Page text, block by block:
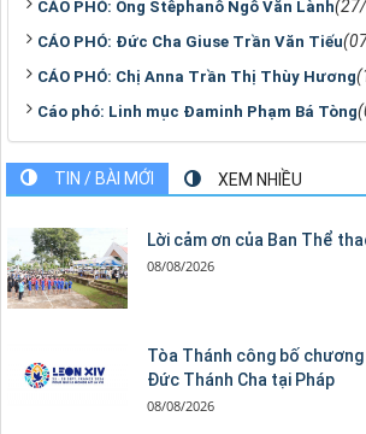
CÁO PHÓ: Ông Stêphanô Ngô Văn Lành
CÁO PHÓ: Đức Cha Giuse Trần Văn Tiếu
CÁO PHÓ: Chị Anna Trần Thị Thùy Hương
Cáo phó: Linh mục Đaminh Phạm Bá Tòng
TIN / BÀI MỚI XEM NHIỀU
Lời cảm ơn của Ban Thể
08/08/2026
Tòa Thánh công bố
Đức Thánh Cha tại Pháp
08/08/2026